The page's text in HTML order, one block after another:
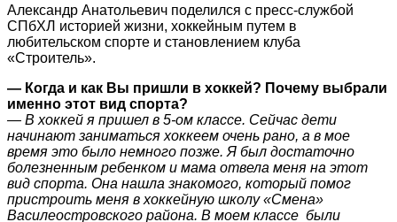
Александр Анатольевич поделился с пресс-службой
СПбХЛ историей жизни, хоккейным путем в
любительском спорте и становлением клуба
«Строитель».
— Когда и как Вы пришли в хоккей? Почему выбрали
именно этот вид спорта?
— В хоккей я пришел в 5-ом классе. Сейчас дети
начинают заниматься хоккеем очень рано, а в мое
время это было немного позже. Я был достаточно
болезненным ребенком и мама отвела меня на этот
вид спорта. Она нашла знакомого, который помог
пристроить меня в хоккейную школу «Смена»
Василеостровского района. В моем классе были